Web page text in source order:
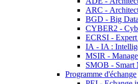
ARC -
BGD - Big Data
CYBER2 -
ECRSI - Expert
IA - IA :
MSIR -
SMOB - Smart
Programme d'échange